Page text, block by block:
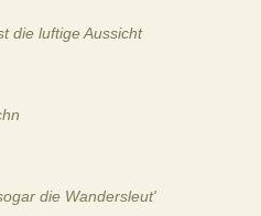
die luftige Aussicht
die Wandersleut'